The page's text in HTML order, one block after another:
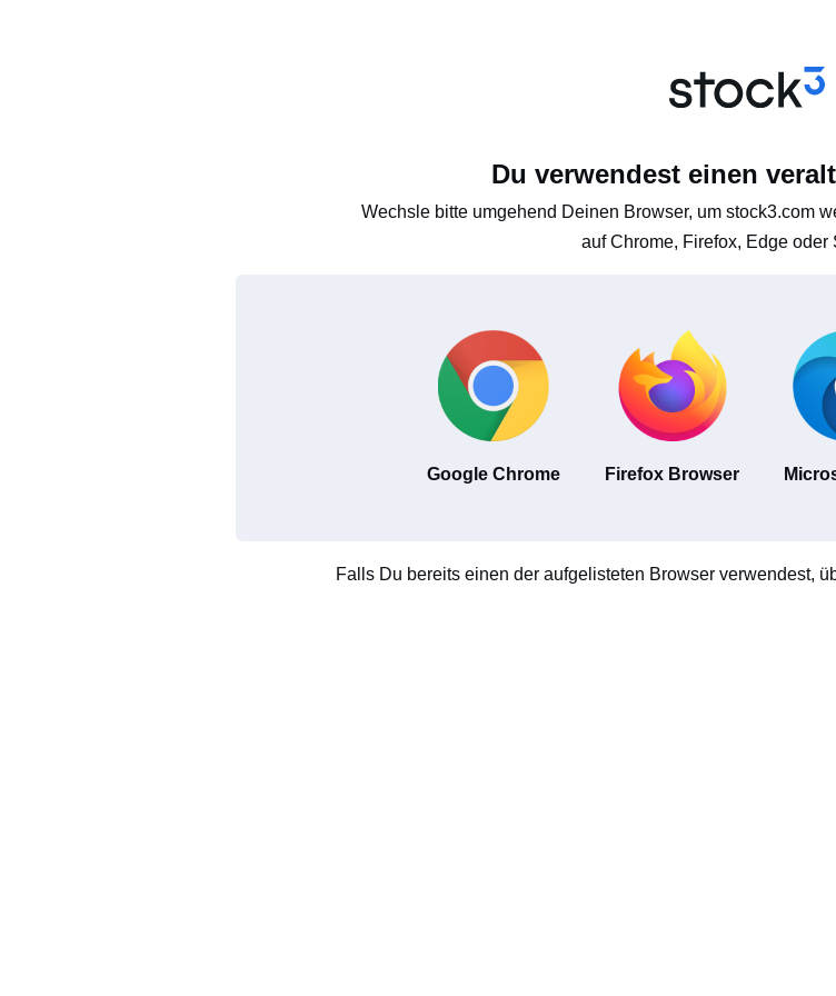
Du verwendest einen
Wechsle bitte umgehend Deinen Browser, um stock3.com
auf Chrome, Firefox, Edge oder
Google Chrome Firefox Browser
Falls Du bereits einen der aufgelisteten Browser verwendest,